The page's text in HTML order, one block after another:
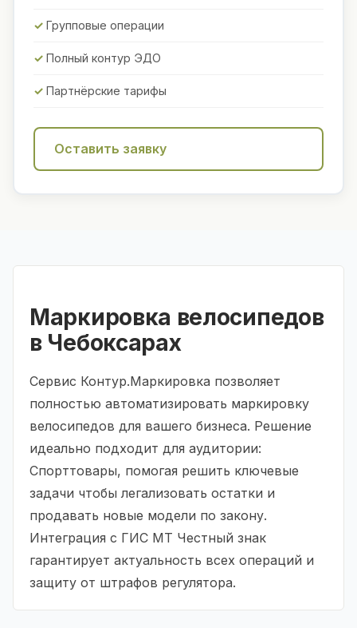
Групповые операции
Полный контур ЭДО
Партнёрские тарифы
Оставить заявку
Маркировка велосипедов
в Чебоксарах
Сервис Контур.Маркировка позволяет
полностью автоматизировать маркировку
велосипедов для вашего бизнеса. Решение
идеально подходит для аудитории:
Спорттовары, помогая решить ключевые
задачи чтобы легализовать остатки и
продавать новые модели по закону.
Интеграция с ГИС МТ Честный знак
гарантирует актуальность всех операций и
защиту от штрафов регулятора.